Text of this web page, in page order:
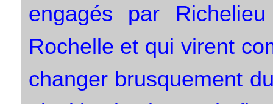
engagés par
Rochelle et qui virent
changer brusquement